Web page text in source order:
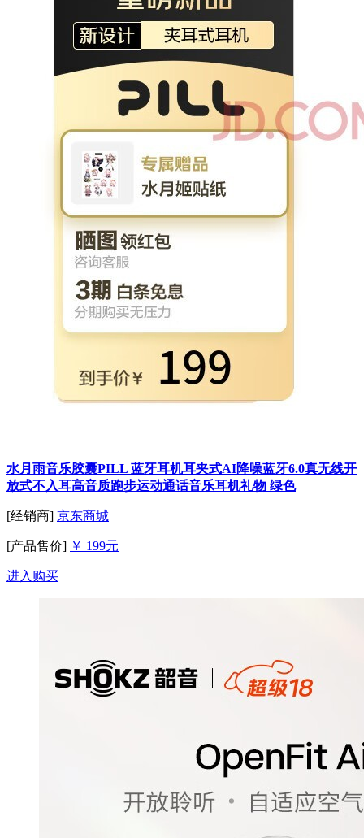
水月雨音乐胶囊PILL 蓝牙耳机耳夹式AI降噪蓝牙6.0真无线开
放式不入耳高音质跑步运动通话音乐耳机礼物 绿色
[经销商] 京东商城
[产品售价] ￥ 199元
进入购买